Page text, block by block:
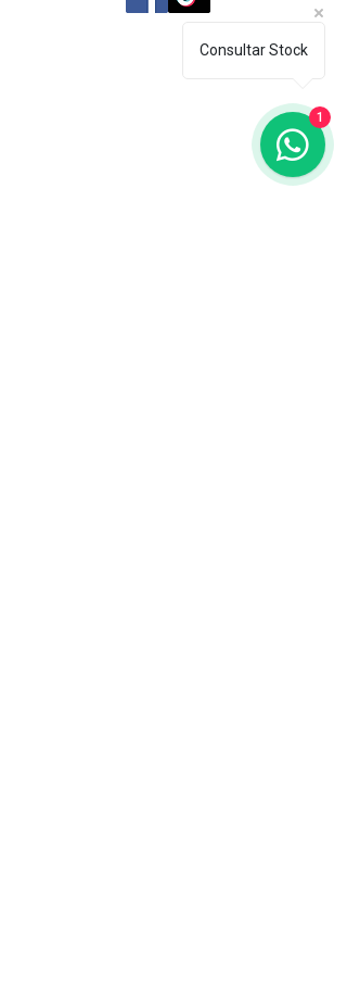
San Agustín 201,
libreriaeditorialtrilobites@gmail.com
Consultar Stock
1